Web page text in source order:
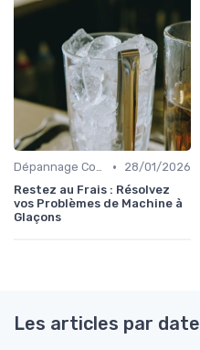
Dépannage Courant •
28/01/2026
Restez au Frais : Résolvez
vos Problèmes de Machine à
Glaçons
Les articles par date